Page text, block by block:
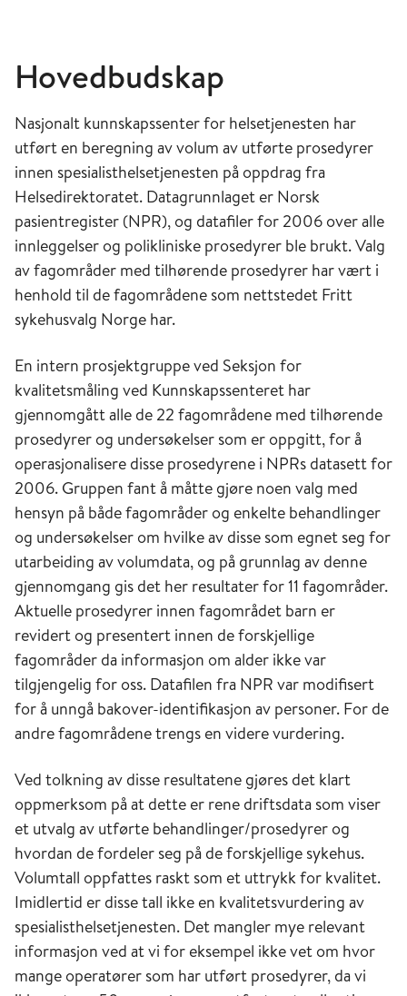
Hovedbudskap
Nasjonalt kunnskapssenter for helsetjenesten har
utført en beregning av volum av utførte prosedyrer
innen spesialisthelsetjenesten på oppdrag fra
Helsedirektoratet. Datagrunnlaget er Norsk
pasientregister (NPR), og datafiler for 2006 over alle
innleggelser og polikliniske prosedyrer ble brukt. Valg
av fagområder med tilhørende prosedyrer har vært i
henhold til de fagområdene som nettstedet Fritt
sykehusvalg Norge har.
En intern prosjektgruppe ved Seksjon for
kvalitetsmåling ved Kunnskapssenteret har
gjennomgått alle de 22 fagområdene med tilhørende
prosedyrer og undersøkelser som er oppgitt, for å
operasjonalisere disse prosedyrene i NPRs datasett for
2006. Gruppen fant å måtte gjøre noen valg med
hensyn på både fagområder og enkelte behandlinger
og undersøkelser om hvilke av disse som egnet seg for
utarbeiding av volumdata, og på grunnlag av denne
gjennomgang gis det her resultater for 11 fagområder.
Aktuelle prosedyrer innen fagområdet barn er
revidert og presentert innen de forskjellige
fagområder da informasjon om alder ikke var
tilgjengelig for oss. Datafilen fra NPR var modifisert
for å unngå bakover-identifikasjon av personer. For de
andre fagområdene trengs en videre vurdering.
Ved tolkning av disse resultatene gjøres det klart
oppmerksom på at dette er rene driftsdata som viser
et utvalg av utførte behandlinger/prosedyrer og
hvordan de fordeler seg på de forskjellige sykehus.
Volumtall oppfattes raskt som et uttrykk for kvalitet.
Imidlertid er disse tall ikke en kvalitetsvurdering av
spesialisthelsetjenesten. Det mangler mye relevant
informasjon ved at vi for eksempel ikke vet om hvor
mange operatører som har utført prosedyrer, da vi